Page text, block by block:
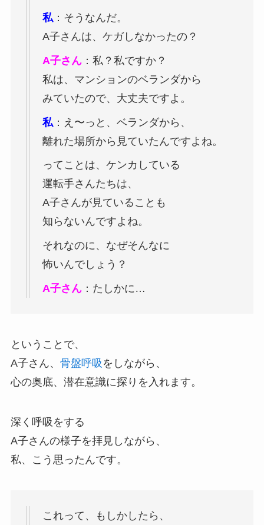
私：そうなんだ。
A子さんは、ケガしなかったの？
A子さん：私？私ですか？
私は、マンションのベランダから
みていたので、大丈夫ですよ。
私：え〜っと、ベランダから、
離れた場所から見ていたんですよね。
ってことは、ケンカしている
運転手さんたちは、
A子さんが見ていることも
知らないんですよね。
それなのに、なぜそんなに
怖いんでしょう？
A子さん：たしかに…
ということで、
A子さん、 骨盤呼吸 をしながら、
心の奥底、潜在意識に探りを入れます。
深く呼吸をする
A子さんの様子を拝見しながら、
私、こう思ったんです。
これって、もしかしたら、